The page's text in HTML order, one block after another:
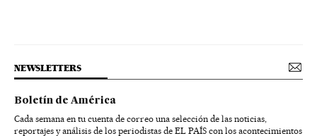
NEWSLETTERS
Boletín de América
Cada semana en tu cuenta de correo una selección de las noticias,
reportajes y análisis de los periodistas de EL PAÍS con los acontecimientos